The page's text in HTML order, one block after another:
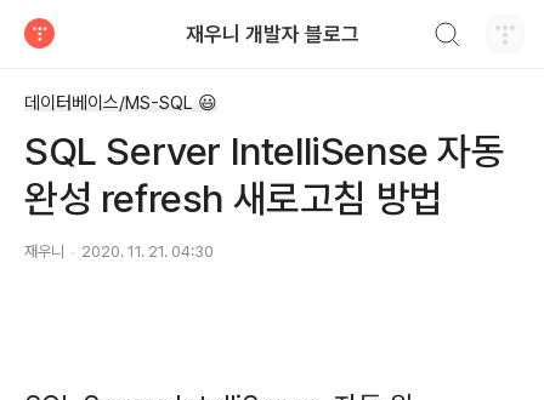
재우니 개발자 블로그
데이터베이스/MS-SQL 😃
SQL Server IntelliSense 자동
완성 refresh 새로고침 방법
재우니 2020. 11. 21. 04:30